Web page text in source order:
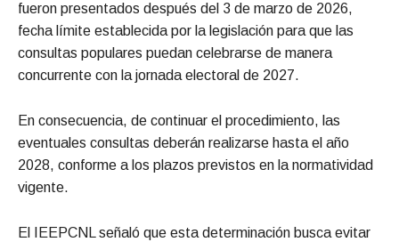
fueron presentados después del 3 de marzo de 2026,
fecha límite establecida por la legislación para que las
consultas populares puedan celebrarse de manera
concurrente con la jornada electoral de 2027.
En consecuencia, de continuar el procedimiento, las
eventuales consultas deberán realizarse hasta el año
2028, conforme a los plazos previstos en la normatividad
vigente.
El IEEPCNL señaló que esta determinación busca evitar